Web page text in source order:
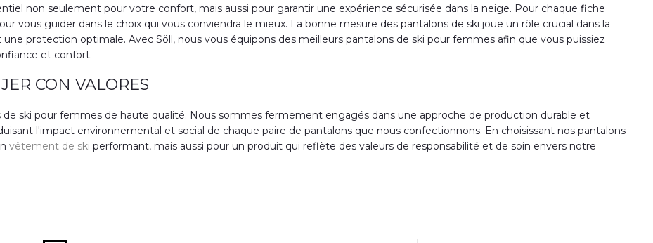
non seulement pour votre confort, mais aussi pour garantir une expérience sécurisée dans la neige. Pour chaque fiche
vous guider dans le choix qui vous conviendra le mieux. La bonne mesure des pantalons de ski joue un rôle crucial dans la
protection optimale. Avec Söll, nous vous équipons des meilleurs pantalons de ski pour femmes afin que vous puissiez
et confort.
CON VALORES
de ski pour femmes de haute qualité. Nous sommes fermement engagés dans une approche de production durable et
l'impact environnemental et social de chaque paire de pantalons que nous confectionnons. En choisissant nos pantalons
vêtement de ski performant, mais aussi pour un produit qui reflète des valeurs de responsabilité et de soin envers notre